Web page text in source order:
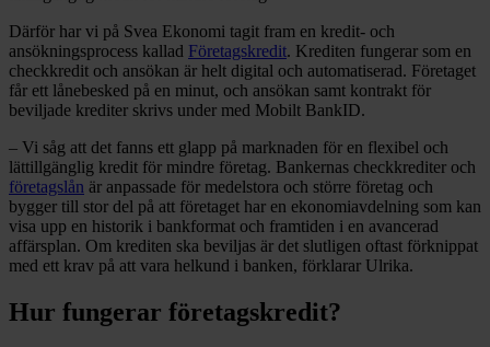
Därför har vi på Svea Ekonomi tagit fram en kredit- och
ansökningsprocess kallad Företagskredit. Krediten fungerar som en
checkkredit och ansökan är helt digital och automatiserad. Företaget
får ett lånebesked på en minut, och ansökan samt kontrakt för
beviljade krediter skrivs under med Mobilt BankID.
– Vi såg att det fanns ett glapp på marknaden för en flexibel och
lättillgänglig kredit för mindre företag. Bankernas checkkrediter och
företagslån är anpassade för medelstora och större företag och
bygger till stor del på att företaget har en ekonomiavdelning som kan
visa upp en historik i bankformat och framtiden i en avancerad
affärsplan. Om krediten ska beviljas är det slutligen oftast förknippat
med ett krav på att vara helkund i banken, förklarar Ulrika.
Hur fungerar företagskredit?